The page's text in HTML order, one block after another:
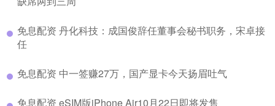
免息配资 丹化科技：成国俊辞任董事会秘书职务，宋卓接
任
免息配资 中一签赚27万，国产显卡今天扬眉吐气
免息配资 eSIM版iPhone Air10月22日即将发售